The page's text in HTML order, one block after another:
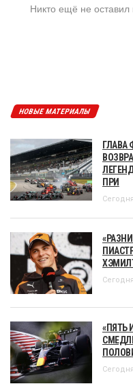
Никто ещё не
НОВЫЕ МАТЕРИАЛЫ
ГЛАВА
ПРИ
«ПЯТЬ